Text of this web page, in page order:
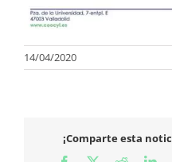
14/04/2020
¡Comparte esta